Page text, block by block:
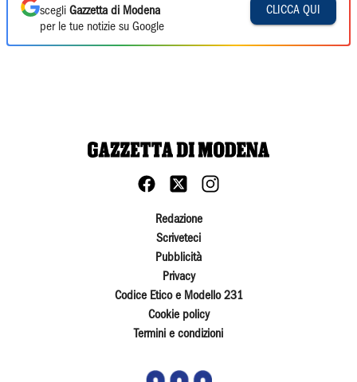
scegli Gazzetta di Modena
per le tue notizie su Google
CLICCA QUI
Redazione
Scriveteci
Pubblicità
Privacy
Codice Etico e Modello 231
Cookie policy
Termini e condizioni